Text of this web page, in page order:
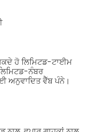
ਹੋ ਲਿਮਿਟਡ-ਟਾਈਮ
ਨੰਬਰ
ਅਨੁਵਾਦਿਤ ਵੈੱਬ ਪੰਨੇ।